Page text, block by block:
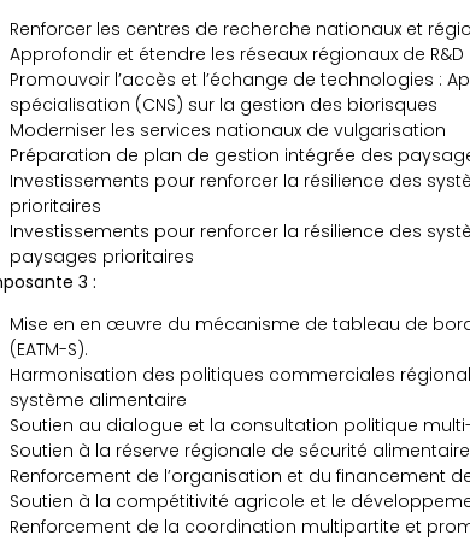
Renforcer les centres de recherche nationaux et
Approfondir et étendre les réseaux régionaux de R&D
Promouvoir l’accès et l’échange de technologies :
spécialisation (CNS) sur la gestion des biorisques
Moderniser les services nationaux de vulgarisation
Préparation de plan de gestion intégrée des
Investissements pour renforcer la résilience des
prioritaires
Investissements pour renforcer la résilience des
paysages prioritaires
3 :
Mise en en œuvre du mécanisme de tableau de
(EATM-S).
Harmonisation des politiques commerciales
système alimentaire
Soutien au dialogue et la consultation politique
Soutien à la réserve régionale de sécurité alimentaire
Renforcement de l’organisation et du financement
Soutien à la compétitivité agricole et le
Renforcement de la coordination multipartite et